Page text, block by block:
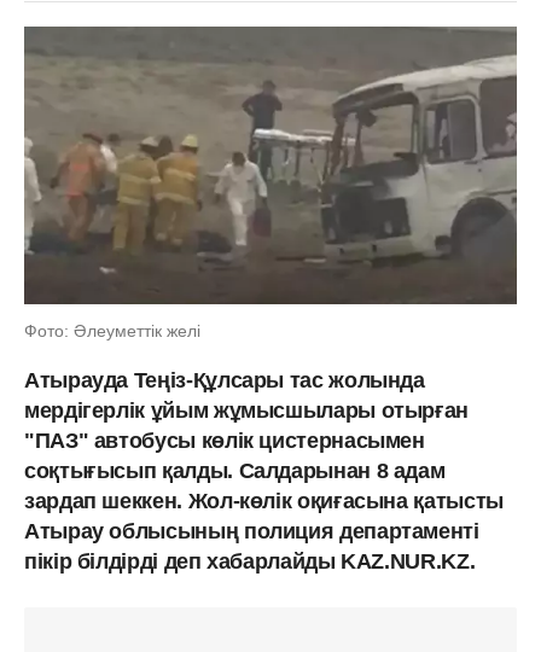
Фото: Әлеуметтік желі
Атырауда Теңіз-Құлсары тас жолында
мердігерлік ұйым жұмысшылары отырған
"ПАЗ" автобусы көлік цистернасымен
соқтығысып қалды. Салдарынан 8 адам
зардап шеккен. Жол-көлік оқиғасына қатысты
Атырау облысының полиция департаменті
пікір білдірді деп хабарлайды KAZ.NUR.KZ.